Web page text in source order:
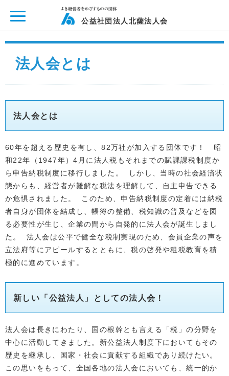
公益社団法人北薩法人会
法人会とは
法人会とは
60年を超える歴史を有し、82万社が加入する団体です！ 昭
和22年（1947年）4月に法人税もそれまでの賦課課税制度か
ら申告納税制度に移行しました。 しかし、当時の社会経済状
態からも、経営者が難解な税法を理解して、自主申告できる
か危惧されました。 このため、申告納税制度の定着には納税
者自身が団体を結成し、帳簿の整備、税知識の普及などを図
る必要性が生じ、企業の間から自発的に法人会が誕生しまし
た。 法人会は公平で健全な税制実現のため、会員企業の声を
立法府等にアピールするとともに、税の啓発や租税教育を積
極的に進めています。
新しい「公益法人」としての法人会！
法人会は長きにわたり、国の根幹とも言える「税」の分野を
中心に活動してきました。新公益法人制度下においてもその
歴史を継承し、国家・社会に貢献する組織であり続けたい。
この思いをもって、全国各地の法人会においても、統一的か